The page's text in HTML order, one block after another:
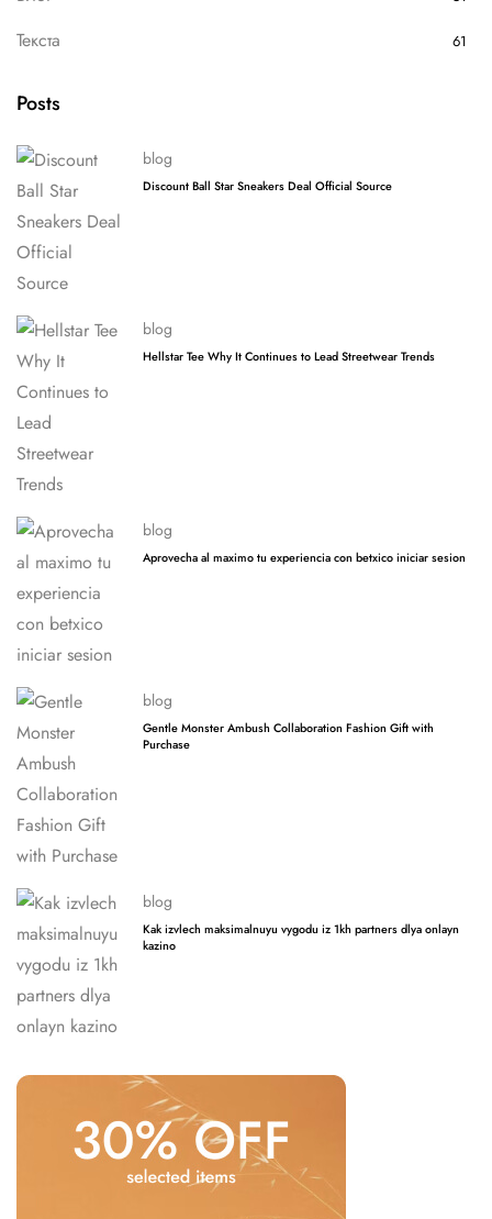
Текста 61
Posts
blog
Discount Ball Star Sneakers Deal Official Source
blog
Hellstar Tee Why It Continues to Lead Streetwear Trends
blog
Aprovecha al maximo tu experiencia con betxico iniciar sesion
blog
Gentle Monster Ambush Collaboration Fashion Gift with
Purchase
blog
Kak izvlech maksimalnuyu vygodu iz 1kh partners dlya onlayn
kazino